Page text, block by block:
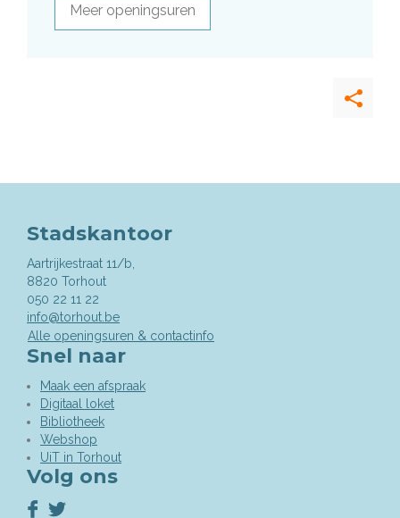
Meer openingsuren
Deel
Stadskantoor
Aartrijkestraat 11/b,
,8820 Torhout
050 22 11 22
info@torhout.be
Alle openingsuren & contactinfo
Snel naar
Maak een afspraak
Digitaal loket
Bibliotheek
Webshop
UiT in Torhout
Volg ons
Volg Volg